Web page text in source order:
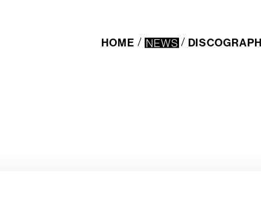
HOME NEWS